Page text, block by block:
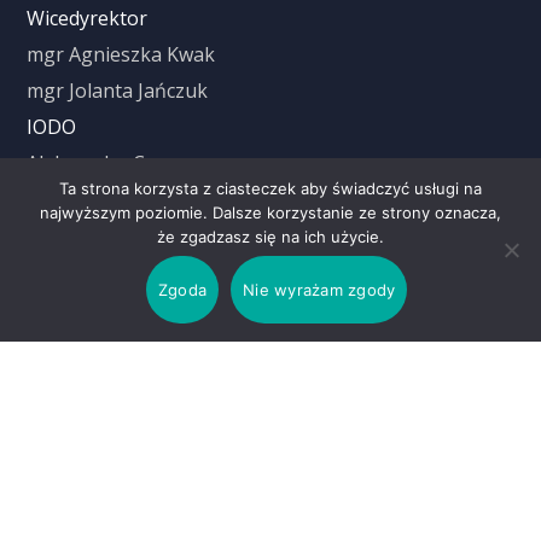
Wicedyrektor
mgr Agnieszka Kwak
mgr Jolanta Jańczuk
IODO
Aleksandra Cyrus
Czas trwania lekcji
Ta strona korzysta z ciasteczek aby świadczyć usługi na
najwyższym poziomie. Dalsze korzystanie ze strony oznacza,
że zgadzasz się na ich użycie.
Zgoda Nie wyrażam zgody